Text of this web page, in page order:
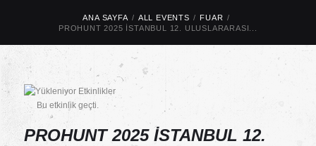
ANA SAYFA ALL EVENTS
FUAR
PROHUNT 2025 İSTANBUL 12. ULUSLARARASI...
Bu etkinlik geçti.
PROHUNT 2025 İSTANBUL 12.